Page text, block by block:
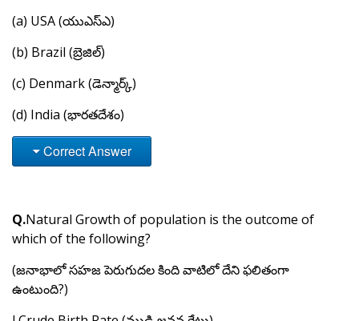
(a) USA (యుఎస్ఎ)
(b) Brazil (బ్రెజిల్)
(c) Denmark (డెన్మార్క్)
(d) India (భారతదేశం)
Correct Answer
Q.Natural Growth of population is the outcome of
which of the following?
(జనాభాలో సహజ పెరుగుదల కింది వాటిలో దేని ఫలితంగా
ఉంటుంది?)